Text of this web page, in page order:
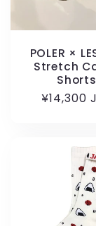
POLER ×
Stretch
Shorts
通
¥14,300